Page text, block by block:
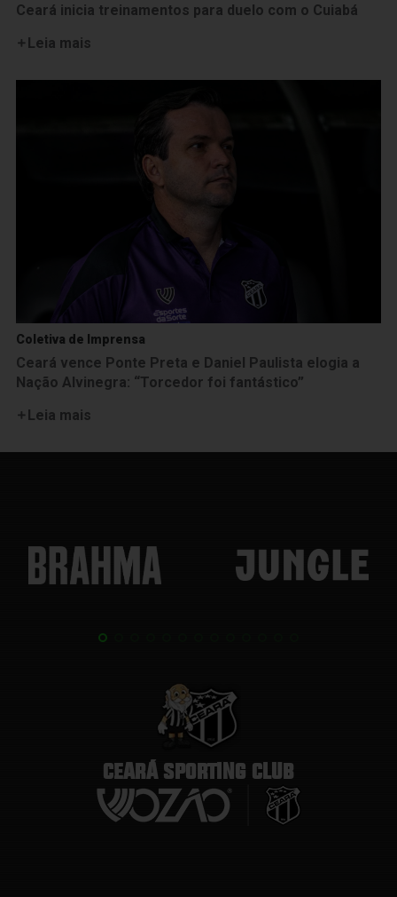
Ceará inicia treinamentos para duelo com o Cuiabá
Leia mais
Coletiva de Imprensa
Ceará vence Ponte Preta e Daniel Paulista elogia a
Nação Alvinegra: “Torcedor foi fantástico”
Leia mais
CEARÁ SPORTING CLUB